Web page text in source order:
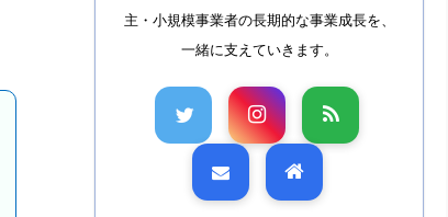
主・小規模事業者の長期的な事業成長を、
一緒に支えていきます。